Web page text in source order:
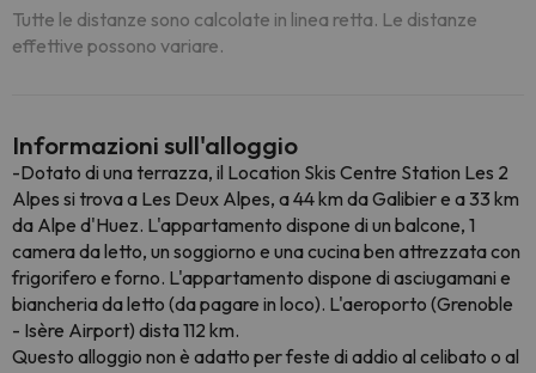
Tutte le distanze sono calcolate in linea retta. Le distanze
effettive possono variare.
Informazioni sull'alloggio
-Dotato di una terrazza, il Location Skis Centre Station Les 2
Alpes si trova a Les Deux Alpes, a 44 km da Galibier e a 33 km
da Alpe d'Huez. L'appartamento dispone di un balcone, 1
camera da letto, un soggiorno e una cucina ben attrezzata con
frigorifero e forno. L'appartamento dispone di asciugamani e
biancheria da letto (da pagare in loco). L'aeroporto (Grenoble
- Isère Airport) dista 112 km.
Questo alloggio non è adatto per feste di addio al celibato o al